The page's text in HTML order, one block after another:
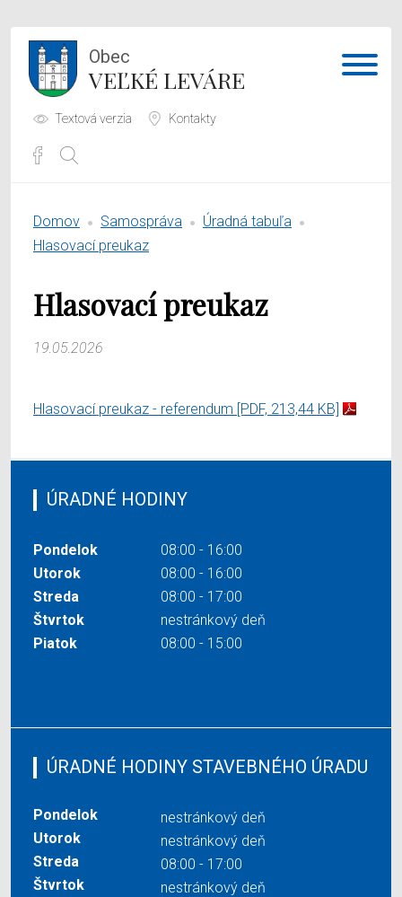
Obec
VEĽKÉ LEVÁRE
Textová verzia Kontakty
Samospráva
Domov Samospráva
Úradná tabuľa
Hlasovací preukaz
Hlasovací preukaz
19.05.2026
Hlasovací preukaz - referendum [PDF, 213,44 KB]
ÚRADNÉ HODINY
Pondelok
08:00 - 16:00
Utorok
08:00 - 16:00
Streda
08:00 - 17:00
Štvrtok
nestránkový deň
Piatok
08:00 - 15:00
ÚRADNÉ HODINY STAVEBNÉHO ÚRADU
Pondelok
nestránkový deň
Utorok
nestránkový deň
Streda
08:00 - 17:00
Štvrtok
nestránkový deň